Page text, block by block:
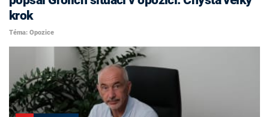
krok
Téma: Opozice